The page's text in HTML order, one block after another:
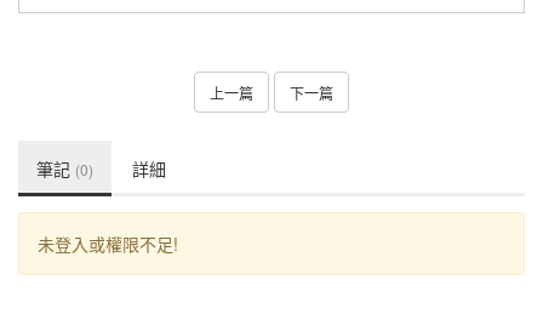
上一篇 下一篇
筆記 (0) 詳細
未登入或權限不足!